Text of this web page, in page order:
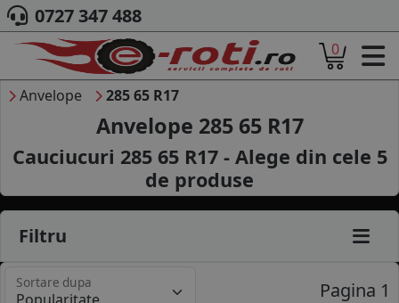
ACASA
DESPRE NOI
ANVELOPE
AUTO
CAMION
MOTO
AGROINDUSTRIALE
MARCA AUTO
0727 347 488
0
Anvelope 285 65 R17
Anvelope 285 65 R17
Cauciucuri 285 65 R17 - Alege din cele 5
de produse
Filtru
Sortare dupa Pagina 1